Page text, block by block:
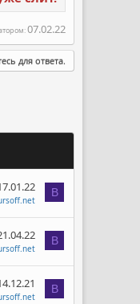
07.02.22
для ответа.
B
B
B